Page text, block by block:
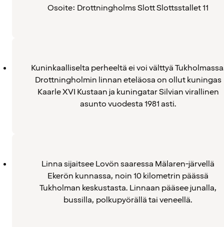
Osoite: Drottningholms Slott Slottsstallet 11
Kuninkaalliselta perheeltä ei voi välttyä
Drottningholmin linnan eteläosa on ollut kuningas
Kaarle XVI Kustaan ja kuningatar Silvian virallinen
asunto vuodesta 1981 asti.
Linna sijaitsee Lovön saaressa Mälaren-järvellä
Ekerön kunnassa, noin 10 kilometrin päässä
Tukholman keskustasta. Linnaan pääsee junalla,
bussilla, polkupyörällä tai veneellä.